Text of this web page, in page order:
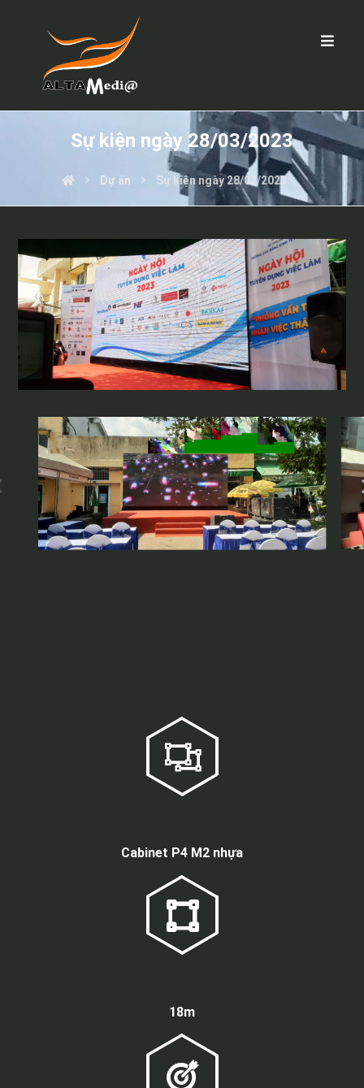
Sự kiện ngày 28/03/2023
Dự án Sự kiện ngày 28/03/2023
Cabinet P4 M2 nhựa
18m